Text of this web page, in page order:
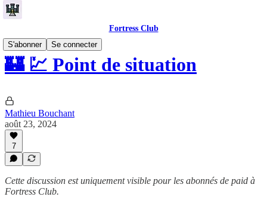
Fortress Club
S'abonner
Se connecter
🏰 💹 Point de situation
Mathieu Bouchant
août 23, 2024
7
Cette discussion est uniquement visible pour les abonnés de paid à
Fortress Club.